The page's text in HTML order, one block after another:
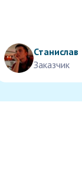
Станислав
Заказчик